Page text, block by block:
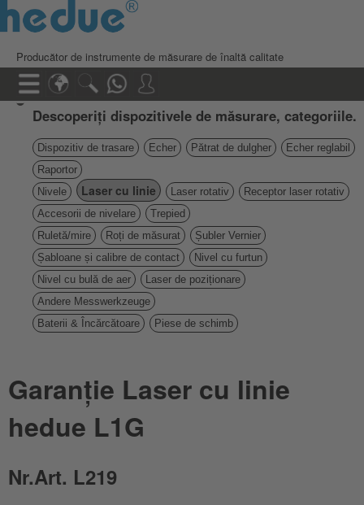
Producător de instrumente de măsurare de înaltă calitate
Descoperiți dispozitivele de măsurare, categoriile.
Dispozitiv de trasare Echer Pătrat de dulgher
Echer reglabil
Raportor
Nivele
Laser cu linie Laser rotativ
Receptor laser rotativ
Accesorii de nivelare
Trepied
Ruletă/mire
Roți de măsurat
Șubler Vernier
Șabloane și calibre de contact
Nivel cu furtun
Nivel cu bulă de aer
Laser de poziționare
Andere Messwerkzeuge
Baterii & Încărcătoare
Piese de schimb
Garanție Laser cu linie
hedue L1G
Nr.Art. L219